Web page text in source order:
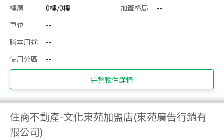
樓層
0樓/0樓 加蓋格局
--
車位
--
謄本用途
--
使用分區
--
完整物件詳情
住商不動產-文化東苑加盟店(東苑廣告行銷有
限公司)